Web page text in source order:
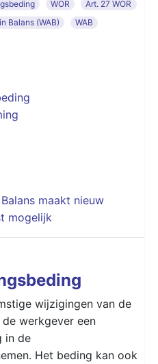
WOR
Art. 27 WOR
Balans (WAB) WAB
maakt nieuw
mogelijk
wijzigingen van de
werkgever een
in de
Het beding kan ook